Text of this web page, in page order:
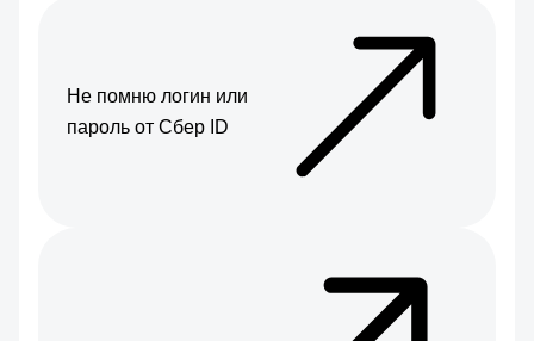
Не помню логин или
пароль от Сбер ID